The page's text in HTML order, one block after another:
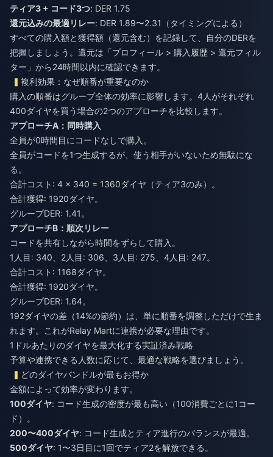
ティア3 + コード3つ: DER 1.75
還元込みの最適リレー: DER 1.89〜2.31（タイミングによる）
すべての購入額と獲得額（還元含む）を記録して、自分のDERを
把握しましょう。還元は「プロフィール > 購入履歴 > 還元フィル
ター」から24時間以内に確認できます。
複利効果：なぜ順番が重要なのか
購入の順番はグループ全体の効率に影響します。4人がそれぞれ
400ダイヤを買う場合の2つのアプローチを比較します。
アプローチA：同時購入
全員が0時間目にコードなしで購入。
全員がコードを1つ生成するが、使う相手がいないため無駄にな
る。
合計コスト: 4 × 340 = 1360ダイヤ（ティア3のみ）。
合計獲得: 1920ダイヤ。
グループDER: 1.41。
アプローチB：順次リレー
コードを共有しながら時間をずらして購入。
1人目: 340、2人目: 306、3人目: 275、4人目: 247。
合計コスト: 1168ダイヤ。
合計獲得: 1920ダイヤ。
グループDER: 1.64。
192ダイヤの差（14%の節約）は、単に順番を調整しただけで生ま
れます。これがRelay Martに連携が必要な理由です。
1ドルあたりのダイヤを最大化する実証済み戦略
予算や連携できる人数に応じて、最適な戦略を選びましょう。
どのダイヤバンドルが最もお得か
金額によって効率が変わります。
100ダイヤ: コード生成の密度が最も高い（100消費ごとに1コー
ド）。
200〜400ダイヤ: コード生成とティア進行のバランスが最適。
500ダイヤ: 1〜3日目に1回でティア2を解放できる。